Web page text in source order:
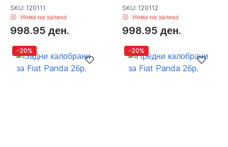
SKU: 120111
Нема на залиха
998.95 ден.
SKU: 120112
Нема на залиха
998.95 ден.
-20% -20%